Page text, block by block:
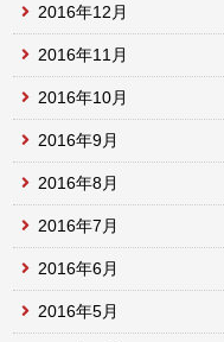
2016年12月
2016年11月
2016年10月
2016年9月
2016年8月
2016年7月
2016年6月
2016年5月